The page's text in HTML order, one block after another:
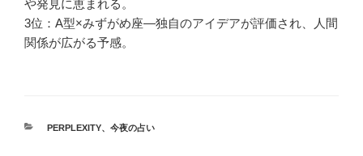
や発見に恵まれる。
3位：A型×みずがめ座―独自のアイデアが評価され、人間
関係が広がる予感。
カ
PERPLEXITY、 今夜の占い